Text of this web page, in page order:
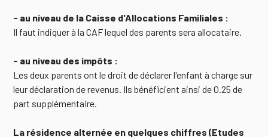
- au niveau de la Caisse d'Allocations Familiales :
Il faut indiquer à la CAF lequel des parents sera allocataire.
- au niveau des impôts :
Les deux parents ont le droit de déclarer l'enfant à charge sur
leur déclaration de revenus. Ils bénéficient ainsi de 0.25 de
part supplémentaire.
La résidence alternée en quelques chiffres (Etudes